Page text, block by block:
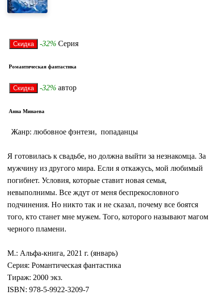
-32% Серия
Романтическая фантастика
-32% автор
Анна Минаева
Жанр: любовное фэнтези, попаданцы
Я готовилась к свадьбе, но должна выйти за незнакомца. За
мужчину из другого мира. Если я откажусь, мой любимый
погибнет. Условия, которые ставит новая семья,
невыполнимы. Все ждут от меня беспрекословного
подчинения. Но никто так и не сказал, почему все боятся
того, кто станет мне мужем. Того, которого называют магом
черного пламени.
М.: Альфа-книга, 2021 г. (январь)
Серия: Романтическая фантастика
Тираж: 2000 экз.
ISBN: 978-5-9922-3209-7